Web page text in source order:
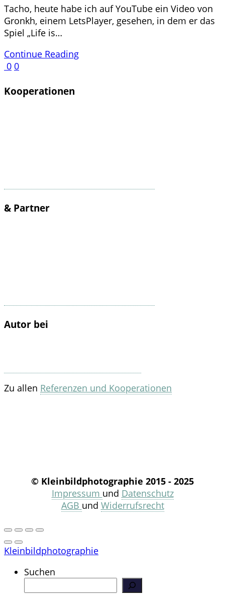
Tacho, heute habe ich auf YouTube ein Video von
Gronkh, einem LetsPlayer, gesehen, in dem er das
Spiel „Life is…
Continue Reading
0 0
Kooperationen
& Partner
Autor bei
Zu allen Referenzen und Kooperationen
© Kleinbildphotographie 2015 - 2025
Impressum und Datenschutz
AGB und Widerrufsrecht
Kleinbildphotographie
Suchen